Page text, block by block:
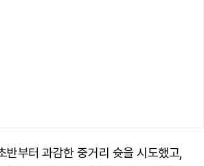
반부터 과감한 중거리 슛을 시도했고,